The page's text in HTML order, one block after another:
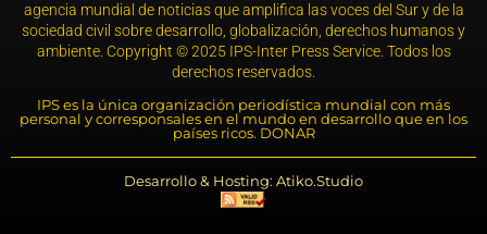
agencia mundial de noticias que amplifica las voces del Sur y de la
sociedad civil sobre desarrollo, globalización, derechos humanos y
ambiente. Copyright © 2025 IPS-Inter Press Service. Todos los
derechos reservados.
IPS es la única organización periodística mundial con más
personal y corresponsales en el mundo en desarrollo que en los
países ricos. DONAR
Desarrollo & Hosting: Atiko.Studio